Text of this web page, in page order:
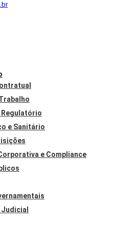
e Sanitário
e Compliance